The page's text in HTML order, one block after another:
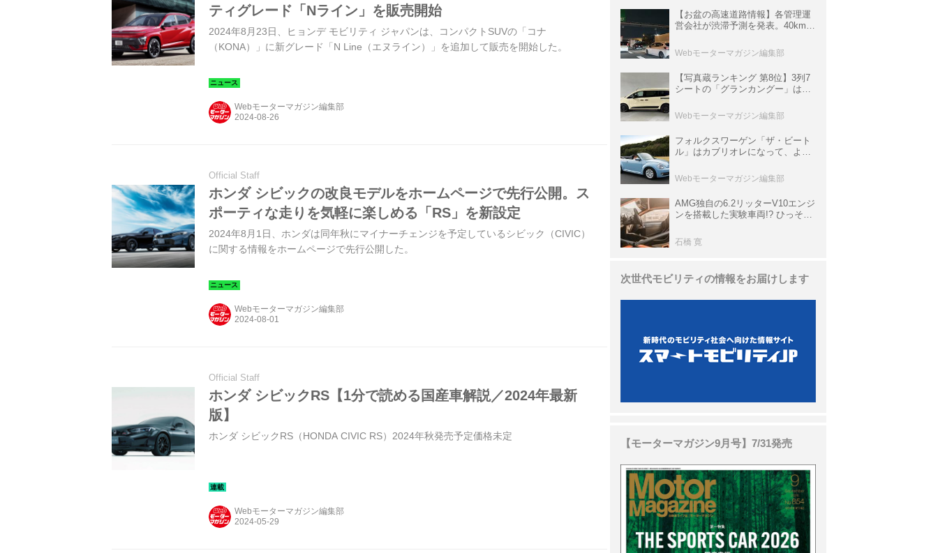
ティグレード「Nライン」を販売開始
2024年8月23日、ヒョンデ モビリティ ジャパンは、コンパクトSUVの「コナ
（KONA）」に新グレード「N Line（エヌライン）」を追加して販売を開始した。
Webモーターマガジン編集部
Official Staff
ホンダ シビックの改良モデルをホームページで先行公開。ス
ポーティな走りを気軽に楽しめる「RS」を新設定
2024年8月1日、ホンダは同年秋にマイナーチェンジを予定しているシビック（CIVIC）
に関する情報をホームページで先行公開した。
Webモーターマガジン編集部
Official Staff
ホンダ シビックRS【1分で読める国産車解説／2024年最新
版】
ホンダ シビックRS（HONDA CIVIC RS）2024年秋発売予定価格未定
Webモーターマガジン編集部
【お盆の高速道路情報】各管理運
営会社が渋滞予測を発表。40km以
数ある
Webモーターマガジン編集部
【写真蔵ランキング 第8位】3列7
シートの「グランカングー」は、
ア＆ブラックバンパーの組み合わ
せ
Webモーターマガジン編集部
フォルクスワーゲン「ザ・ビート
ル」はカブリオレになって、より
と昔の新車】
Webモーターマガジン編集部
AMG独自の6.2リッターV10エンジ
ンを搭載した実験車両!? ひっそり
P900 プロトタイプ」とは
石橋 寛
次世代モビリティの情報をお届けします
【モーターマガジン9月号】7/31発売